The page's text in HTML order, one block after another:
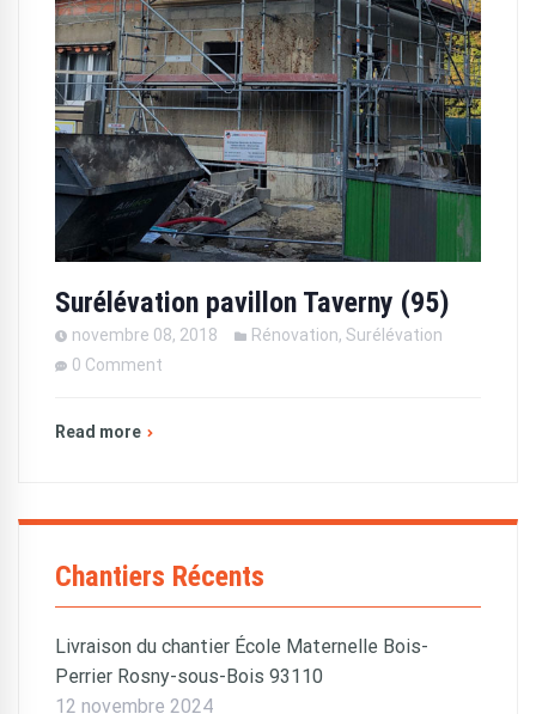
Surélévation pavillon Taverny (95)
novembre 08, 2018 Rénovation, Surélévation
0 Comment
Read more
Chantiers Récents
Livraison du chantier École Maternelle Bois-
Perrier Rosny-sous-Bois 93110
12 novembre 2024